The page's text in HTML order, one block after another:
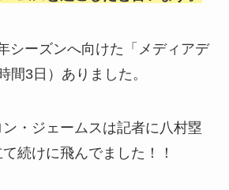
シーズンへ向けた「メディアデ
間3日）ありました。
・ジェームスは記者に八村塁
続けに飛んでました！！